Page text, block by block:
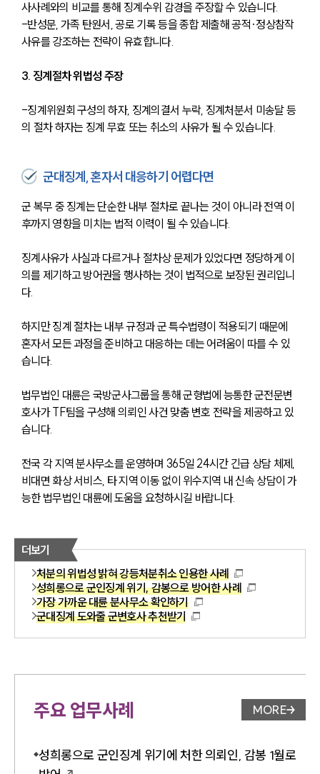
사사례와의 비교를 통해 징계수위 감경을 주장할 수 있습니다.
-반성문, 가족 탄원서, 공로 기록 등을 종합 제출해 공적·정상참작
사유를 강조하는 전략이 유효합니다.
3. 징계절차 위법성 주장
-징계위원회 구성의 하자, 징계의결서 누락, 징계처분서 미송달 등
의 절차 하자는 징계 무효 또는 취소의 사유가 될 수 있습니다.
군대징계, 혼자서 대응하기 어렵다면
군 복무 중 징계는 단순한 내부 절차로 끝나는 것이 아니라 전역 이
후까지 영향을 미치는 법적 이력이 될 수 있습니다.
징계사유가 사실과 다르거나 절차상 문제가 있었다면 정당하게 이
의를 제기하고 방어권을 행사하는 것이 법적으로 보장된 권리입니
다.
하지만 징계 절차는 내부 규정과 군 특수법령이 적용되기 때문에
혼자서 모든 과정을 준비하고 대응하는 데는 어려움이 따를 수 있
습니다.
법무법인 대륜은 국방군사그룹을 통해 군형법에 능통한 군전문변
호사가 TF팀을 구성해 의뢰인 사건 맞춤 변호 전략을 제공하고 있
습니다.
전국 각 지역 분사무소를 운영하며 365일 24시간 긴급 상담 체제,
비대면 화상 서비스, 타 지역 이동 없이 위수지역 내 신속 상담이 가
능한 법무법인 대륜에 도움을 요청하시길 바랍니다.
더보기
처분의 위법성 밝혀 강등처분취소 인용한 사례
성희롱으로 군인징계 위기, 감봉으로 방어한 사례
가장 가까운 대륜 분사무소 확인하기
군대징계 도와줄 군변호사 추천받기
주요 업무사례 업무사례
MORE
성희롱으로 군인징계 위기에 처한 의뢰인, 감봉 1월로